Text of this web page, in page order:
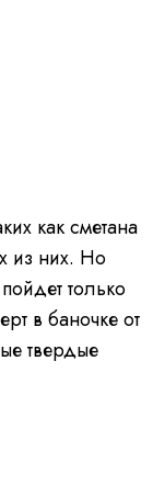
как сметана
из них. Но
только
в баночке от
твердые